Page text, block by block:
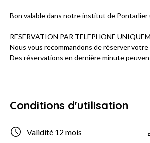
Bon valable dans notre institut de
RESERVATION PAR TELEPHONE
Nous vous recommandons de réserver votre
Des réservations en dernière minute
Conditions d'utilisation
Validité 12 mois